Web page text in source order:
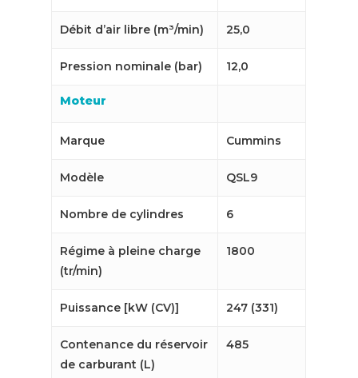
Débit d’air libre (m³/min) 25,0
Pression nominale (bar) 12,0
Moteur
Marque Cummins
Modèle QSL9
Nombre de cylindres 6
Régime à pleine charge
(tr/min)
1800
Puissance [kW (CV)] 247 (331)
Contenance du réservoir
de carburant (L)
485